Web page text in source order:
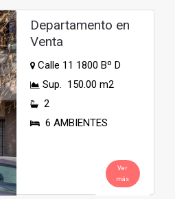
Departamento en
Venta
Calle 11 1800 Bº D
Sup. 150.00 m2
2
6 AMBIENTES
Ver
más